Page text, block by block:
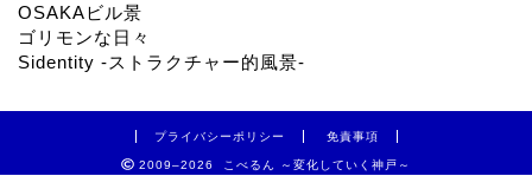
OSAKAビル景
ゴリモンな日々
Sidentity -ストラクチャー的風景-
プライバシーポリシー 免責事項
2009–2026 こべるん ～変化していく神戸～